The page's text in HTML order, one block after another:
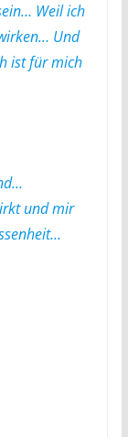
Weil ich
Und
ist für mich
und mir